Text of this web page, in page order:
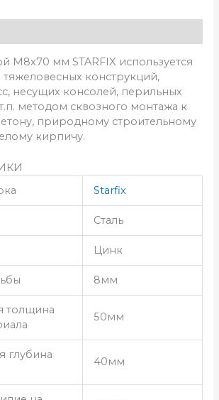
М8х70 мм STARFIX используется
конструкций,
несущих консолей, перильных
методом сквозного монтажа к
природному строительному
кирпичу.
Starfix
Сталь
Цинк
8мм
толщина
50мм
глубина
40мм